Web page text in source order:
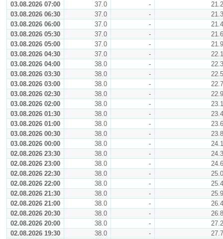
03.08.2026 07:00
37.0 -
21.2
03.08.2026 06:30
37.0 -
21.3
03.08.2026 06:00
37.0 -
21.4
03.08.2026 05:30
37.0 -
21.6
03.08.2026 05:00
37.0 -
21.9
03.08.2026 04:30
37.0 -
22.1
03.08.2026 04:00
38.0 -
22.3
03.08.2026 03:30
38.0 -
22.5
03.08.2026 03:00
38.0 -
22.7
03.08.2026 02:30
38.0 -
22.9
03.08.2026 02:00
38.0 -
23.1
03.08.2026 01:30
38.0 -
23.4
03.08.2026 01:00
38.0 -
23.6
03.08.2026 00:30
38.0 -
23.8
03.08.2026 00:00
38.0 -
24.1
02.08.2026 23:30
38.0 -
24.3
02.08.2026 23:00
38.0 -
24.6
02.08.2026 22:30
38.0 -
25.0
02.08.2026 22:00
38.0 -
25.4
02.08.2026 21:30
38.0 -
25.9
02.08.2026 21:00
38.0 -
26.4
02.08.2026 20:30
38.0 -
26.8
02.08.2026 20:00
38.0 -
27.2
02.08.2026 19:30
38.0 -
27.7